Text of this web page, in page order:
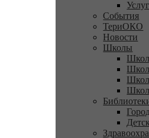
События
ТериОКО
Новости
Школы